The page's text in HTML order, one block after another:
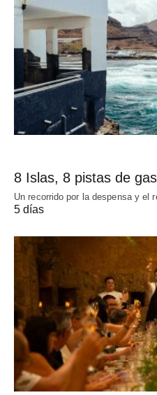
8 Islas, 8 pistas de
Un recorrido por la despensa y el
5 días